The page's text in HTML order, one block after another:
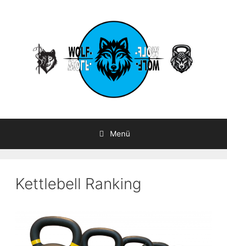
Menü
Kettlebell Ranking